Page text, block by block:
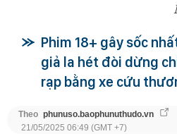
Phim 18+ gây sốc
giả la hét đòi dừng
rạp bằng xe cứu
Theo phunuso.baophunuthudo.vn
21/05/2025 06:49 (GMT +7)